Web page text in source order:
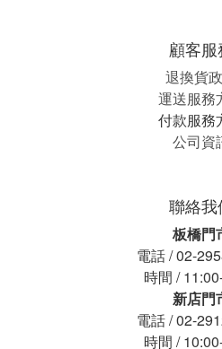
顧客服
退換貨
運送服務
付款服務
公司資
聯絡我
板橋門
電話 / 02-
時間 /
新店門
電話 / 02-
時間 /